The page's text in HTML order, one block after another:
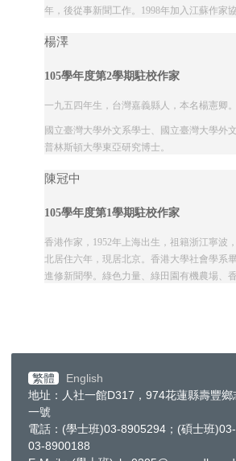
年，後從事新聞工作。1998年加入江蘇作家
楊澤
105學年度第2學期駐校作家
一九五四年生，台灣嘉義縣人，本名楊憲卿。
國立臺灣大學外文系學士、國立臺灣大學外
普林斯頓大學東亞研究博士。
曾任教於美國布朗大學比較文學系、擔任《
陳冠中
105學年度第1學期駐校作家
香港作家，1952年上海出生，祖籍浙江寧波
北居住六年，現居北京。香港大學社會學系
進修新聞學。綠色力量、綠田園有機農場、
3.《盛世》麥田出版，2009年
4.《香港三部曲》，牛津大學出版社，2004年
《建豐二年》獲國家文化藝術基金會「小說
繁體
English
地址：人社一館D317，974花蓮縣壽豐
一號
電話：(學士班)03-8905294；(碩士班
03-8900188